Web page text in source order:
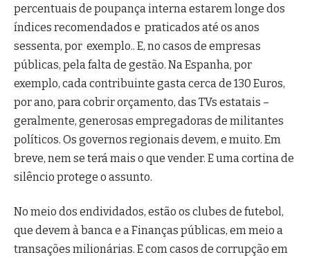
percentuais de poupança interna estarem longe dos
índices recomendados e praticados até os anos
sessenta, por exemplo.. E, no casos de empresas
públicas, pela falta de gestão. Na Espanha, por
exemplo, cada contribuinte gasta cerca de 130 Euros,
por ano, para cobrir orçamento, das TVs estatais –
geralmente, generosas empregadoras de militantes
políticos. Os governos regionais devem, e muito. Em
breve, nem se terá mais o que vender. E uma cortina de
silêncio protege o assunto.
No meio dos endividados, estão os clubes de futebol,
que devem à banca e a Finanças públicas, em meio a
transações milionárias. E com casos de corrupção em